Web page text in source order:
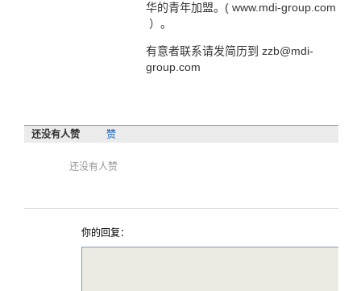
华的青年加盟。( www.mdi-group.com
）。
有意者联系请发简历到 zzb@mdi-
group.com
还没有人赞 赞
还没有人赞
你的回复：